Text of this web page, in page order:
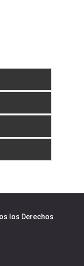
los Derechos